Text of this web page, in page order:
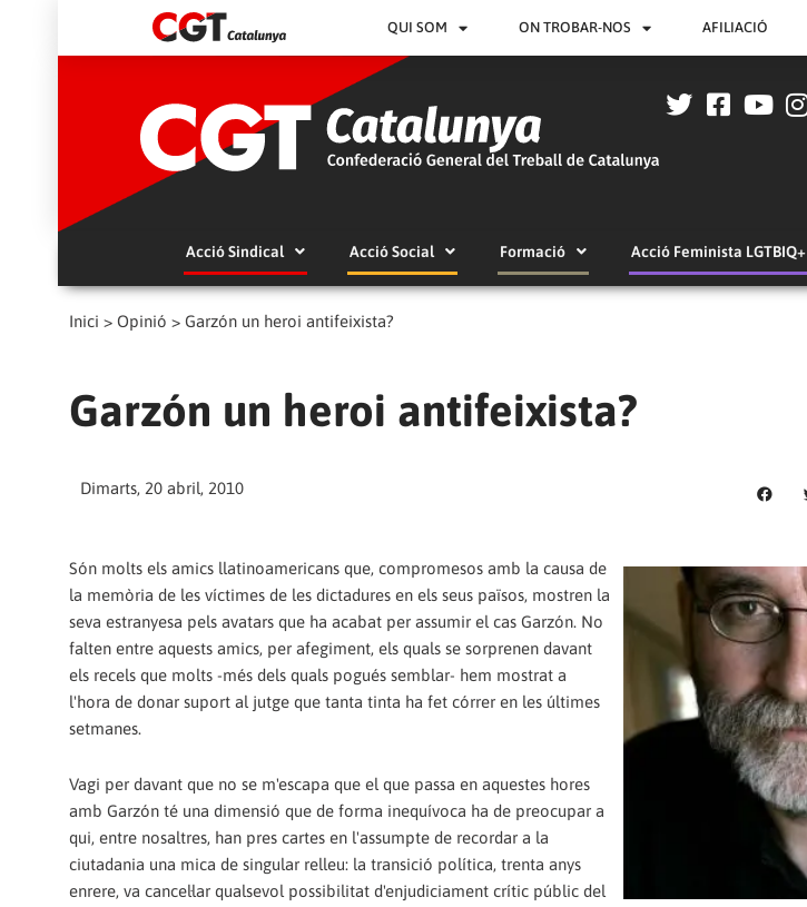
QUI SOM ON TROBAR-NOS AFILIACIÓ
Acció Sindical Acció Social Formació Acció Feminista LGTBIQ+
Inici > Opinió > Garzón un heroi antifeixista?
Garzón un heroi antifeixista?
Dimarts, 20 abril, 2010
Són molts els amics llatinoamericans que, compromesos amb la causa de
la memòria de les víctimes de les dictadures en els seus països, mostren la
seva estranyesa pels avatars que ha acabat per assumir el cas Garzón. No
falten entre aquests amics, per afegiment, els quals se sorprenen davant
els recels que molts -més dels quals pogués semblar- hem mostrat a
l'hora de donar suport al jutge que tanta tinta ha fet córrer en les últimes
setmanes.
Vagi per davant que no se m'escapa que el que passa en aquestes hores
amb Garzón té una dimensió que de forma inequívoca ha de preocupar a
qui, entre nosaltres, han pres cartes en l'assumpte de recordar a la
ciutadania una mica de singular relleu: la transició política, trenta anys
enrere, va cancel·lar qualsevol possibilitat d'enjudiciament crític públic del